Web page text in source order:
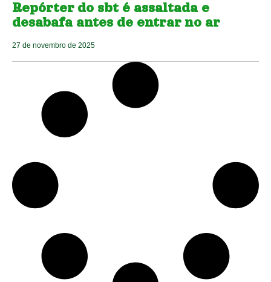
Repórter do sbt é assaltada e
desabafa antes de entrar no ar
27 de novembro de 2025